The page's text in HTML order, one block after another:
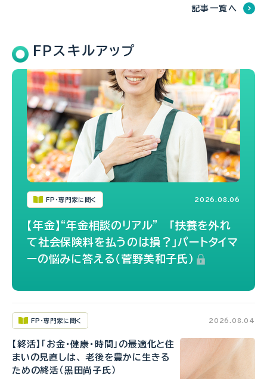
記事一覧へ
FPスキルアップ
FP・専門家に聞く 2026.08.06
【年金】“年金相談のリアル” 「扶養を外れ
て社会保険料を払うのは損？」パートタイマ
ーの悩みに答える（菅野美和子氏）
FP・専門家に聞く 2026.08.04
【終活】「お金・健康・時間」の最適化と住
まいの見直しは、 老後を豊かに生きる
ための終活（黒田尚子氏）